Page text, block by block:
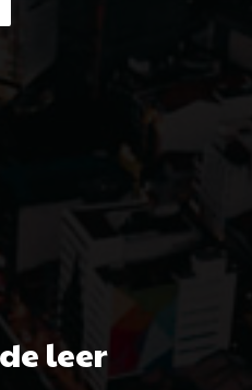
leer